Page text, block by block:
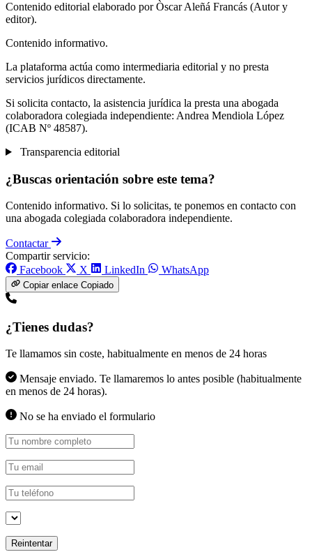
Contenido editorial elaborado por Òscar Aleñá Francás (Autor y
editor).
Contenido informativo.
La plataforma actúa como intermediaria editorial y no presta
servicios jurídicos directamente.
Si solicita contacto, la asistencia jurídica la presta una abogada
colaboradora colegiada independiente: Andrea Mendiola López
(ICAB Nº 48587).
Transparencia editorial
¿Buscas orientación sobre este tema?
Contenido informativo. Si lo solicitas, te ponemos en contacto con
una abogada colegiada colaboradora independiente.
Contactar
Compartir servicio:
Facebook
X LinkedIn WhatsApp
Copiar enlace Copiado
¿Tienes dudas?
Te llamamos sin coste, habitualmente en menos de 24 horas
Mensaje enviado. Te llamaremos lo antes posible (habitualmente
en menos de 24 horas).
No se ha enviado el formulario
Reintentar